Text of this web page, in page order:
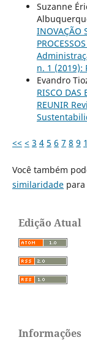
Suzanne
INOVAÇÃO
n. 1 (2019):
Evandro
RISCO DAS
REUNIR
<< < 3 4 5 6 7 8 9
Você também
similaridadepara
Edição Atual
Informações